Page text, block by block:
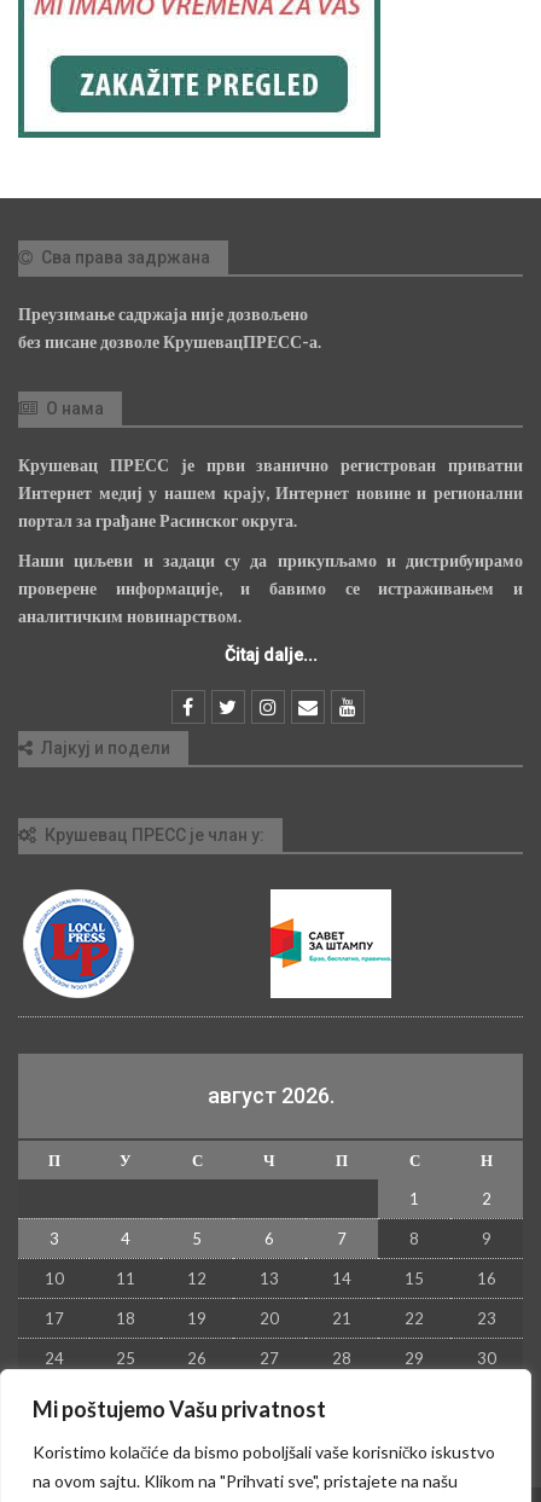
Mi poštujemo Vašu privatnost
Koristimo kolačiće da bismo poboljšali vaše korisničko iskustvo
na ovom sajtu. Klikom na "Prihvati sve", pristajete na našu
Сва права задржана
Преузимање садржаја није дозвољено
без писане дозволе КрушевацПРЕСС-а.
О нама
Крушевац ПРЕСС је први званично регистрован приватни
Интернет медиј у нашем крају, Интернет новине и регионални
портал за грађане Расинског округа.
Наши циљеви и задаци су да прикупљамо и дистрибуирамо
проверене информације, и бавимо се истраживањем и
аналитичким новинарством.
Čitaj dalje...
Лајкуј и подели
Крушевац ПРЕСС је члан у:
август 2026.
П У С Ч П С
Н
1
2
3 4 5 6 7 8 9
10 11 12 13 14 15 16
17 18 19 20 21 22 23
24 25 26 27 28 29 30
31